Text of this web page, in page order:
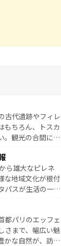
古代遺跡やフィレ
もちろん、トスカ
。観光の合間に
してみよう！
ら雄大なピレネ
な地域文化が根付
パスが生活の一部
多彩な表情を見
。 なお、
都パリのエッフェ
さまで、幅広い魅
かな自然が、訪れ